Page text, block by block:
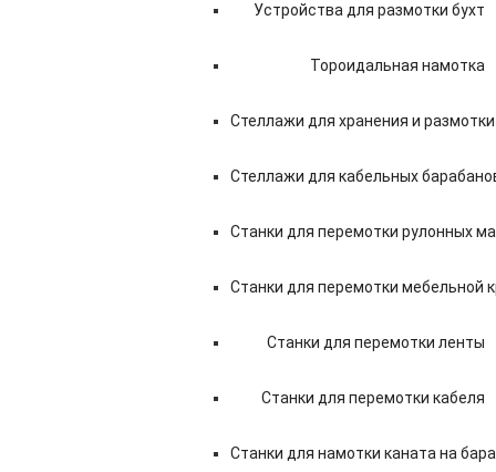
Устройства для размотки бухт
Тороидальная намотка
Стеллажи для хранения и размотки
Стеллажи для кабельных
Станки для перемотки рулонных
Станки для перемотки мебельной
Станки для перемотки ленты
Станки для перемотки кабеля
Станки для намотки каната на